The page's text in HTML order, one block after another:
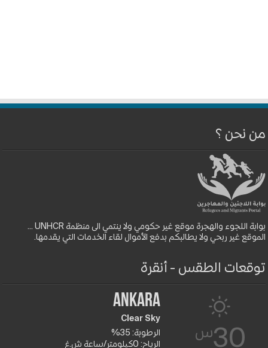
من نحن ؟
بوابة اللجوء والهجرة موقع غير حكومي ولا ينتمي الى منظمة UNHCR ...
الموقع غير ربحي ولا يطالبكم بدفع الأموال لقاء الخدمات التي يقدمها.
توقعات الطقس - أنقرة
30س
Ankara
Clear Sky
الرطوبة: 35%
الرياح: 0كيلومتر/ساعة ش.غ